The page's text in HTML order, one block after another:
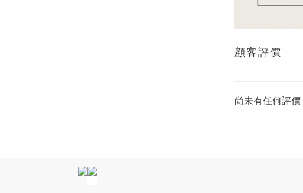
顧客評價
尚未有任何評價